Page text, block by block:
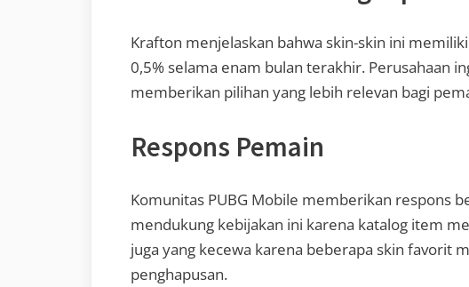
Krafton menjelaskan bahwa skin-skin ini
0,5% selama enam bulan terakhir. Perusahaan
memberikan pilihan yang lebih relevan bagi
Respons Pemain
Komunitas PUBG Mobile memberikan respons
mendukung kebijakan ini karena katalog item
juga yang kecewa karena beberapa skin favorit
penghapusan.